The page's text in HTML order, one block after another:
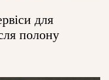
для
полону